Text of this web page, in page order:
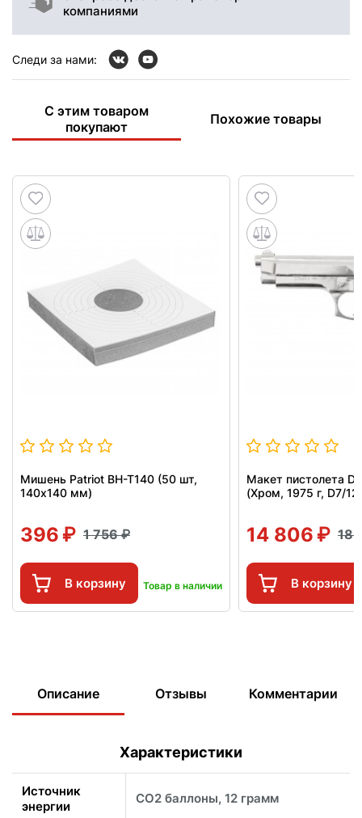
компаниями
Следи за нами:
С этим товаром
покупают
Похожие товары
Мишень Patriot BH-T140 (50 шт,
140x140 мм)
396 1 756
В корзину Товар в наличии
Макет пистолета
(Хром, 1975 г, D7/
14 806 18
В корзину
Описание Отзывы Комментарии
Характеристики
Источник
энергии
CO2 баллоны, 12 грамм